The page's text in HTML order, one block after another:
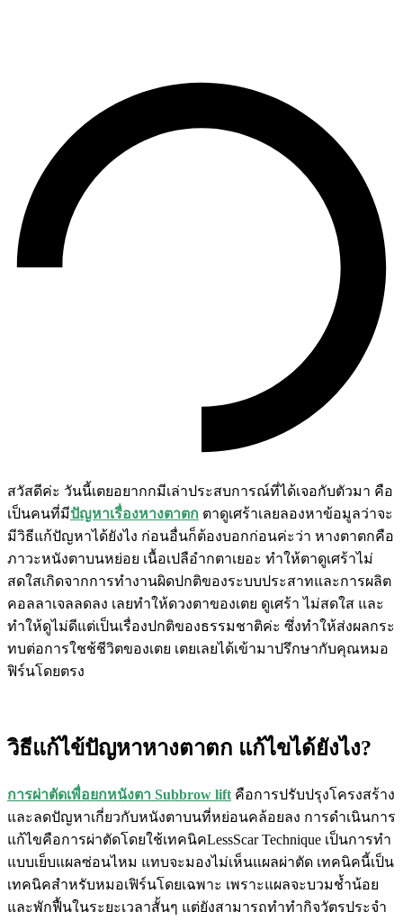
สวัสดีค่ะ วันนี้เตยอยากกมีเล่าประสบการณ์ที่ได้เจอกับตัวมา คือ
เป็นคนที่มีปัญหาเรื่องหางตาตก ตาดูเศร้าเลยลองหาข้อมูลว่าจะ
มีวิธีแก้ปัญหาได้ยังไง ก่อนอื่นก็ต้องบอกก่อนค่ะว่า หางตาตกคือ
ภาวะหนังตาบนหย่อย เนื้อเปลือำกตาเยอะ ทำให้ตาดูเศร้าไม่
สดใสเกิดจากการทำงานผิดปกติของระบบประสาทและการผลิต
คอลลาเจลลดลง เลยทำให้ดวงตาของเตย ดูเศร้า ไม่สดใส และ
ทำให้ดูไม่ดีแต่เป็นเรื่องปกติของธรรมชาติค่ะ ซึ่งทำให้ส่งผลกระ
ทบต่อการใชช้ชีวิตของเตย เตยเลยได้เข้ามาปรึกษากับคุณหมอ
ฟิร์นโดยตรง
วิธีแก้ไข้ปัญหาหางตาตก แก้ไขได้ยังไง?
การผ่าตัดเพื่อยกหนังตา Subbrow lift คือการปรับปรุงโครงสร้าง
และลดปัญหาเกี่ยวกับหนังตาบนที่หย่อนคล้อยลง การดำเนินการ
แก้ไขคือการผ่าตัดโดยใช้เทคนิคLessScar Technique เป็นการทำ
แบบเย็บแผลซ่อนไหม แทบจะมองไม่เห็นแผลผ่าตัด เทคนิคนี้เป็น
เทคนิคสำหรับหมอเฟิร์นโดยเฉพาะ เพราะแผลจะบวมช้ำน้อย
และพักฟื้นในระยะเวลาสั้นๆ แต่ยังสามารถทำทำกิจวัตรประจำ